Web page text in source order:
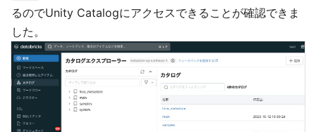
るのでUnity Catalogにアクセスできることが確認できま
した。